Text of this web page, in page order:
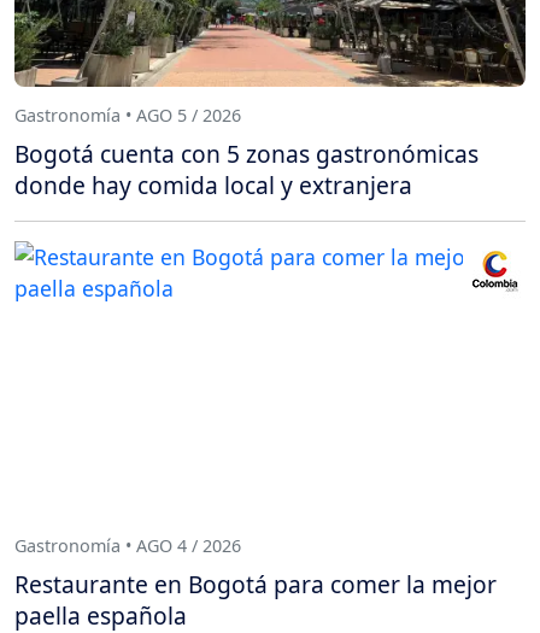
Gastronomía • AGO 5 / 2026
Bogotá cuenta con 5 zonas gastronómicas
donde hay comida local y extranjera
Gastronomía • AGO 4 / 2026
Restaurante en Bogotá para comer la mejor
paella española